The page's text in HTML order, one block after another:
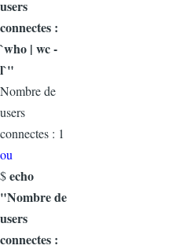
users
connectes :
`who | wc -
l`"
Nombre de
users
connectes : 1
ou
$echo
"Nombre de
users
connectes :